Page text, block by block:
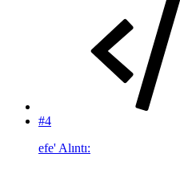
#4
efe' Alıntı: